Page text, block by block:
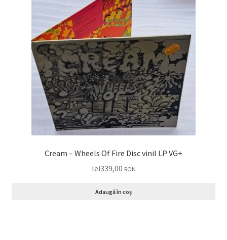
Cream – Wheels Of Fire Disc vinil LP VG+
lei339,00 RON
Adaugă în coș